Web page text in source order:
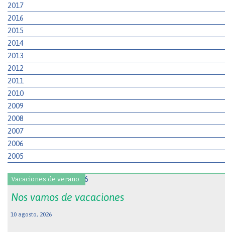
2017
2016
2015
2014
2013
2012
2011
2010
2009
2008
2007
2006
2005
Vacaciones de verano.
Nos vamos de vacaciones
10 agosto, 2026